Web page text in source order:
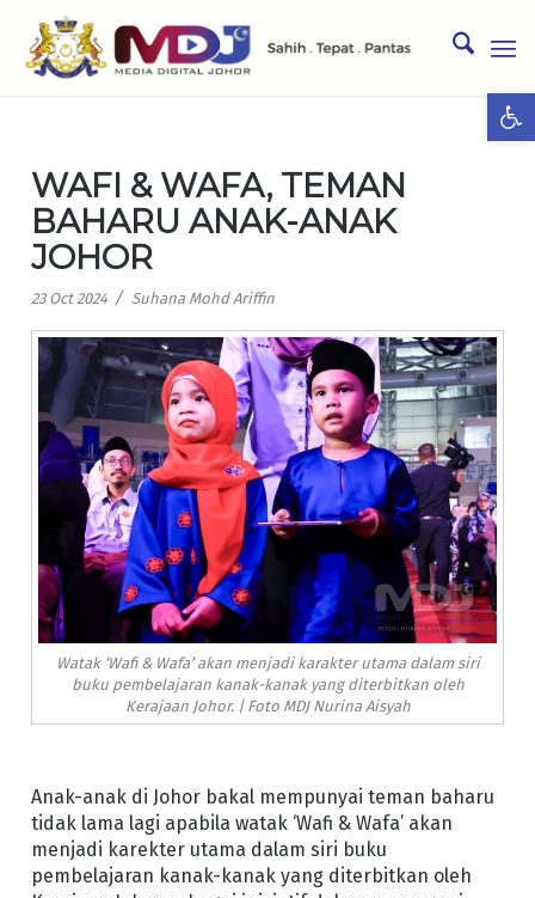
WAFI & WAFA, TEMAN
BAHARU ANAK-ANAK
JOHOR
23 Oct 2024 / Suhana Mohd Ariffin
Watak ‘Wafi & Wafa’ akan menjadi karakter utama dalam siri
buku pembelajaran kanak-kanak yang diterbitkan oleh
Kerajaan Johor. | Foto MDJ Nurina Aisyah
Anak-anak di Johor bakal mempunyai teman baharu
tidak lama lagi apabila watak ‘Wafi & Wafa’ akan
menjadi karekter utama dalam siri buku
pembelajaran kanak-kanak yang diterbitkan oleh